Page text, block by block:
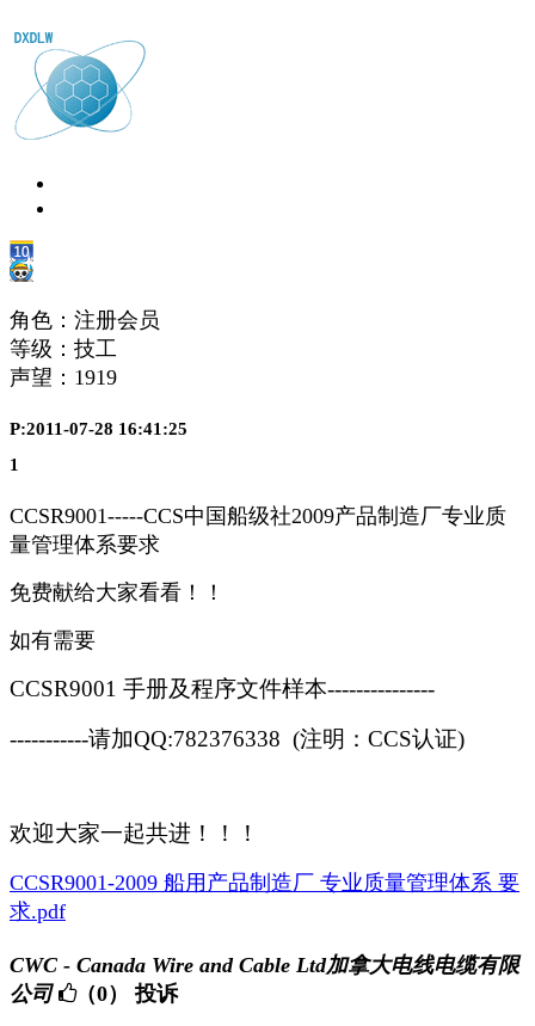
角色：注册会员
等级：技工
声望： 1919
P:2011-07-28 16:41:25
1
CCSR9001-----CCS中国船级社2009产品制造厂专业质
量管理体系要求
免费献给大家看看！！
如有需要
CCSR9001 手册及程序文件样本---------------
-----------请加QQ:782376338 (注明：CCS认证)
欢迎大家一起共进！！！
CCSR9001-2009 船用产品制造厂 专业质量管理体系 要
求.pdf
CWC - Canada Wire and Cable Ltd加拿大电线电缆有限
公司
（0） 投诉